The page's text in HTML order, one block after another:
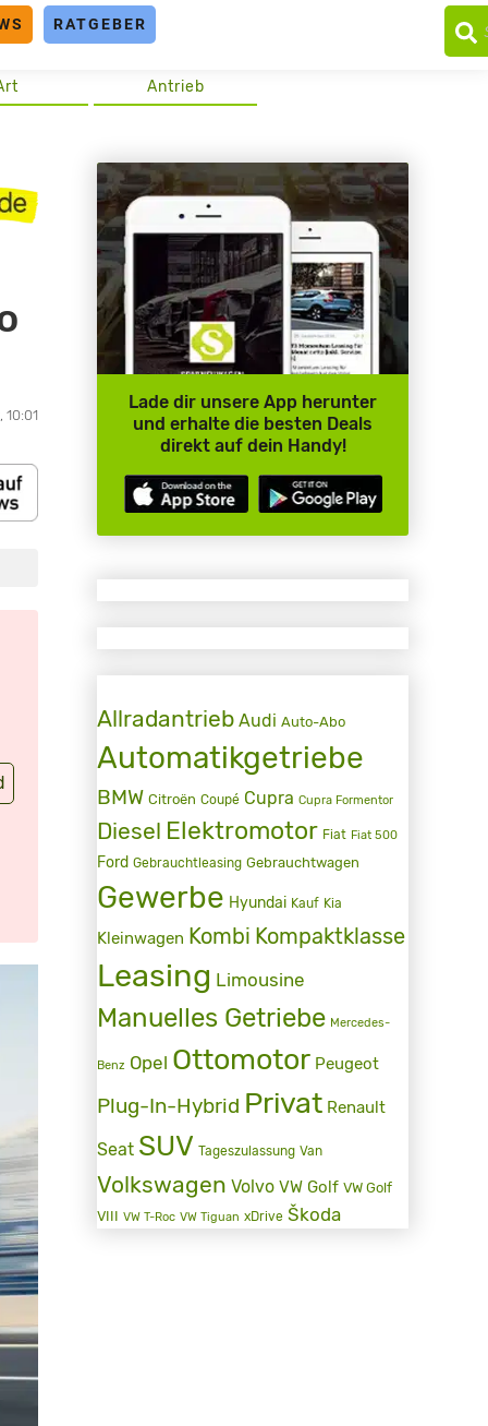
RATGEBER
Antrieb
10:01
Lade dir unsere App herunter
und erhalte die besten Deals
direkt auf dein Handy!
Allradantrieb Audi Auto-Abo
Automatikgetriebe
BMW Citroën Coupé Cupra Cupra Formentor
Diesel Elektromotor Fiat Fiat 500
Ford Gebrauchtleasing Gebrauchtwagen
Gewerbe Hyundai Kauf Kia
Kleinwagen Kombi Kompaktklasse
Leasing Limousine
Manuelles Getriebe Mercedes-
Benz Opel Ottomotor Peugeot
Plug-In-Hybrid Privat Renault
Seat SUV Tageszulassung Van
Volkswagen Volvo VW Golf VW Golf
VIII VW T-Roc VW Tiguan xDrive Škoda